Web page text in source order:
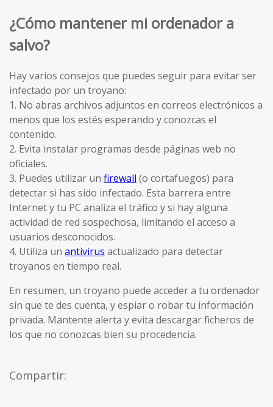
¿Cómo mantener mi ordenador a
salvo?
Hay varios consejos que puedes seguir para evitar ser
infectado por un troyano:
1. No abras archivos adjuntos en correos electrónicos a
menos que los estés esperando y conozcas el
contenido.
2. Evita instalar programas desde páginas web no
oficiales.
3. Puedes utilizar un firewall (o cortafuegos) para
detectar si has sido infectado. Esta barrera entre
Internet y tu PC analiza el tráfico y si hay alguna
actividad de red sospechosa, limitando el acceso a
usuarios desconocidos.
4. Utiliza un antivirus actualizado para detectar
troyanos en tiempo real.
En resumen, un troyano puede acceder a tu ordenador
sin que te des cuenta, y espiar o robar tu información
privada. Mantente alerta y evita descargar ficheros de
los que no conozcas bien su procedencia.
Compartir: